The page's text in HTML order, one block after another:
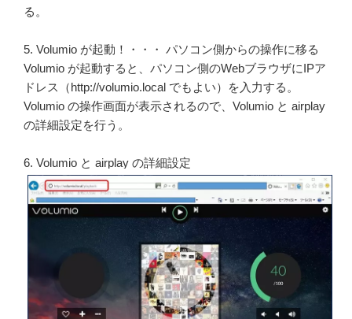
る。
5. Volumio が起動！・・・ パソコン側からの操作に移る
Volumio が起動すると、パソコン側のWebブラウザにIPア
ドレス（http://volumio.local でもよい）を入力する。
Volumio の操作画面が表示されるので、Volumio と airplay
の詳細設定を行う。
6. Volumio と airplay の詳細設定